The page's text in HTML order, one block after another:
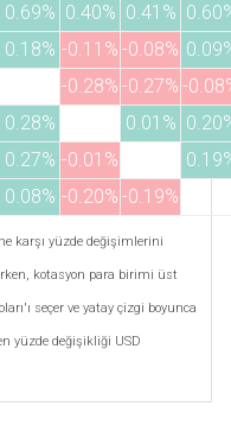
0.69% 0.40% 0.41%
0.18% -0.11% -0.08%
-0.28% -0.27% -
0.28% 0.01%
0.27% -0.01%
0.08% -0.20% -0.19%
karşı yüzde değişimlerini
kotasyon para birimi üst
seçer ve yatay çizgi boyunca
yüzde değişikliği USD